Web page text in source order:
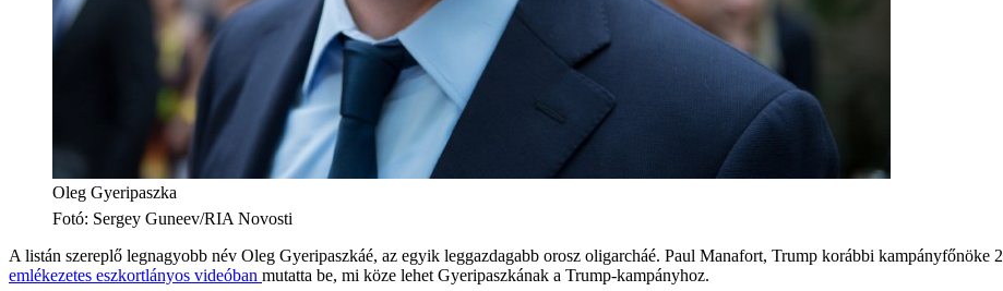
Oleg Gyeripaszka
Fotó: Sergey Guneev/RIA Novosti
A listán szereplő legnagyobb név Oleg Gyeripaszkáé, az egyik leggazdagabb orosz oligarcháé. Paul Manafort, Trump korábbi
emlékezetes eszkortlányos videóban mutatta be, mi köze lehet Gyeripaszkának a Trump-kampányhoz.